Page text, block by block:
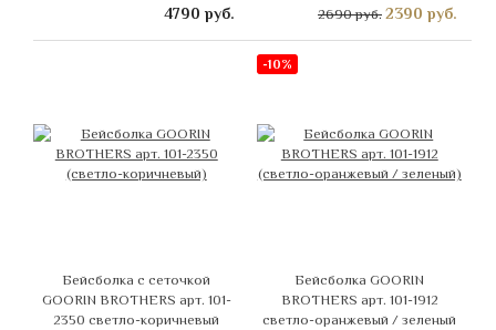
4790 руб. 2690 руб. 2390 руб.
Бейсболка с сеточкой
GOORIN BROTHERS арт. 101-
2350 светло-коричневый
-10%
Бейсболка GOORIN
BROTHERS арт. 101-1912
светло-оранжевый / зеленый